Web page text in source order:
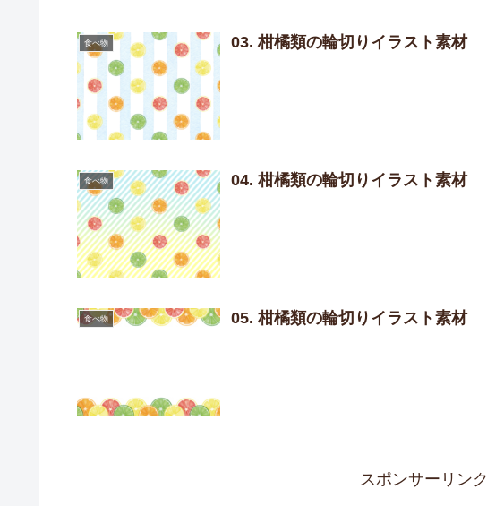
食べ物 03. 柑橘類の輪切りイラスト素材
食べ物 04. 柑橘類の輪切りイラスト素材
食べ物 05. 柑橘類の輪切りイラスト素材
スポンサーリンク